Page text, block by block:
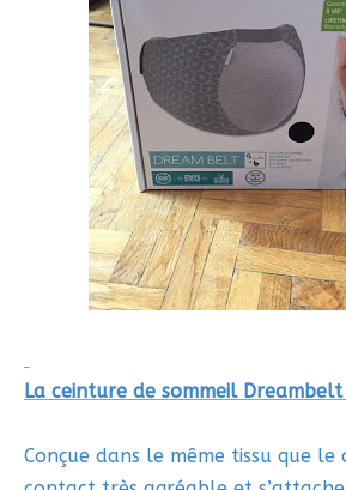
La ceinture de sommeil Dreambelt
Conçue dans le même tissu que